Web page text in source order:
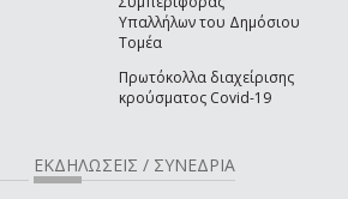
Υπαλλήλων του Δημόσιου
Τομέα
Πρωτόκολλα διαχείρισης
κρούσματος Covid-19
ΕΚΔΗΛΩΣΕΙΣ / ΣΥΝΕΔΡΙΑ